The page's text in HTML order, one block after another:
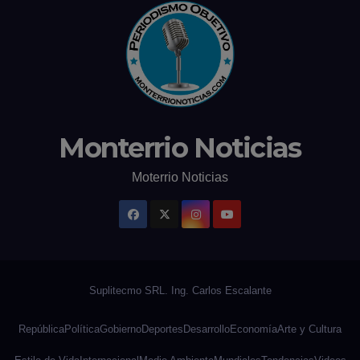
Monterrio Noticias
Moterrio Noticias
RepúblicaPolíticaGobiernoDeportes DesarrolloEconomíaArte y Cultura